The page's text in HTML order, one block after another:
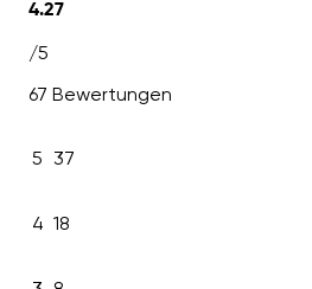
4.27
/5
67 Bewertungen
5 37
4 18